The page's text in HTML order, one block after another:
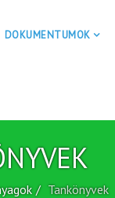
DOKUMENTUMOK
Tankönyvek